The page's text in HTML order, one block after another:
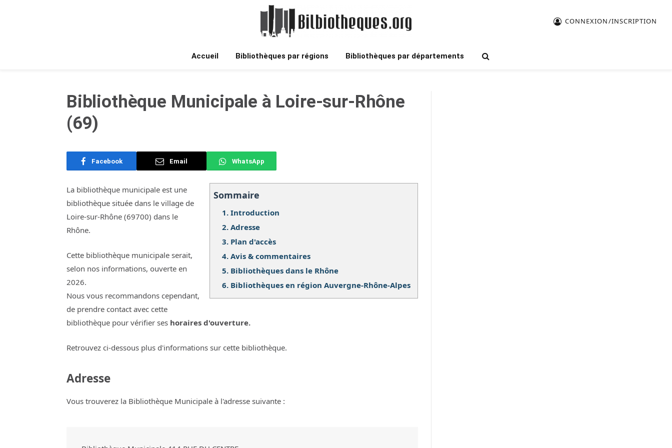
CONNEXION/INSCRIPTION
Accueil Bibliothèques par régions Bibliothèques par départements
Bibliothèque Municipale à Loire-sur-Rhône
(69)
Facebook Email WhatsApp
Sommaire
1. Introduction
2. Adresse
3. Plan d'accès
4. Avis & commentaires
5. Bibliothèques dans le Rhône
6. Bibliothèques en région Auvergne-Rhône-Alpes
La bibliothèque municipale est une
bibliothèque située dans le village de
Loire-sur-Rhône (69700) dans le
Rhône.
Cette bibliothèque municipale serait,
selon nos informations, ouverte en
2026.
Nous vous recommandons cependant,
de prendre contact avec cette
bibliothèque pour vérifier ses horaires d'ouverture.
Retrouvez ci-dessous plus d'informations sur cette bibliothèque.
Adresse
Vous trouverez la Bibliothèque Municipale à l'adresse suivante :